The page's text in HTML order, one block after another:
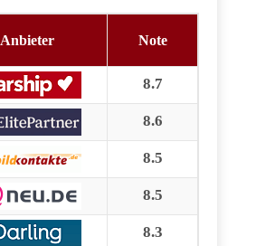
Anbieter Note
8.7
8.6
8.5
8.5
8.3